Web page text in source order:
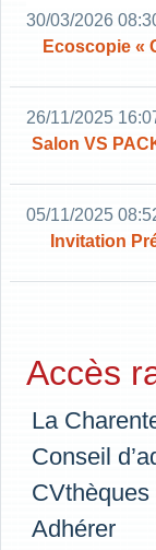
30/03/2026
Ecoscopie «
26/11/2025
Salon VS
05/11/2025
Invitation
Accès
La
Conseil
CVthèques
Adhérer